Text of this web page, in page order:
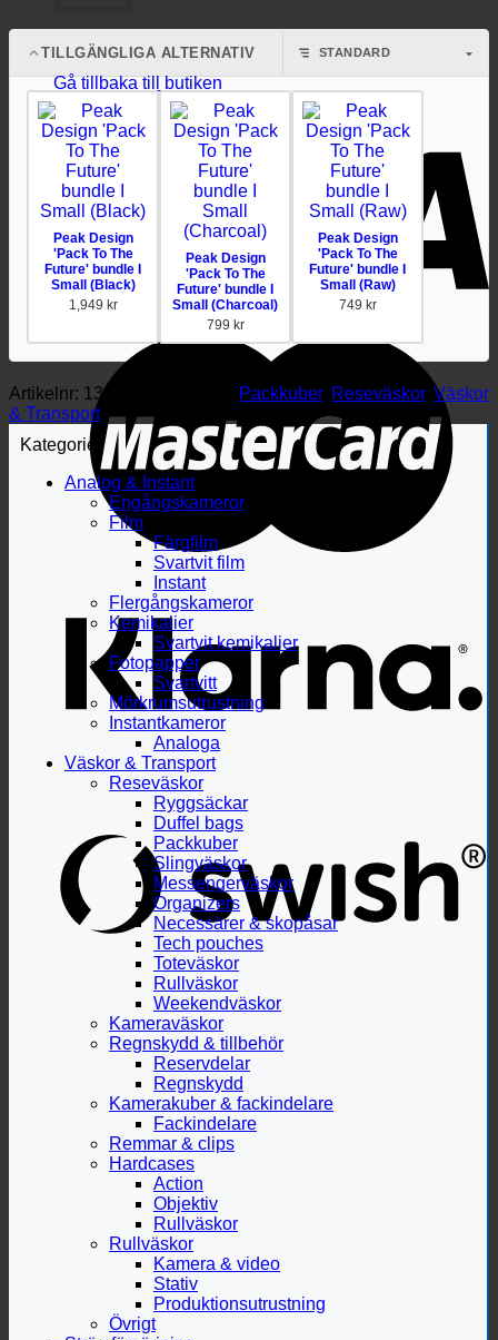
Inga produkter i varukorgen.
Gå tillbaka till butiken
TILLGÄNGLIGA ALTERNATIV
Peak Design
'Pack To The
Future' bundle I
Small (Black)
1,949 kr
Peak Design
'Pack To The
Future' bundle I
Small (Charcoal)
799 kr
Peak Design
'Pack To The
Future' bundle I
Small (Raw)
749 kr
Artikelnr: 133397 Packkuber, Reseväskor, Väskor
& Transport
Kategorier
Analog & Instant
Engångskameror
Film
Färgfilm
Svartvit film
Instant
Flergångskameror
Kemikalier
Svartvit kemikalier
Fotopapper
Svartvitt
Mörkrumsutrustning
Instantkameror
Analoga
Väskor & Transport
Reseväskor
Ryggsäckar
Duffel bags
Packkuber
Slingväskor
Messengerväskor
Organizers
Necessärer & skopåsar
Tech pouches
Toteväskor
Rullväskor
Weekendväskor
Kameraväskor
Regnskydd & tillbehör
Reservdelar
Regnskydd
Kamerakuber & fackindelare
Fackindelare
Remmar & clips
Hardcases
Action
Objektiv
Rullväskor
Rullväskor
Kamera & video
Stativ
Produktionsutrustning
Övrigt